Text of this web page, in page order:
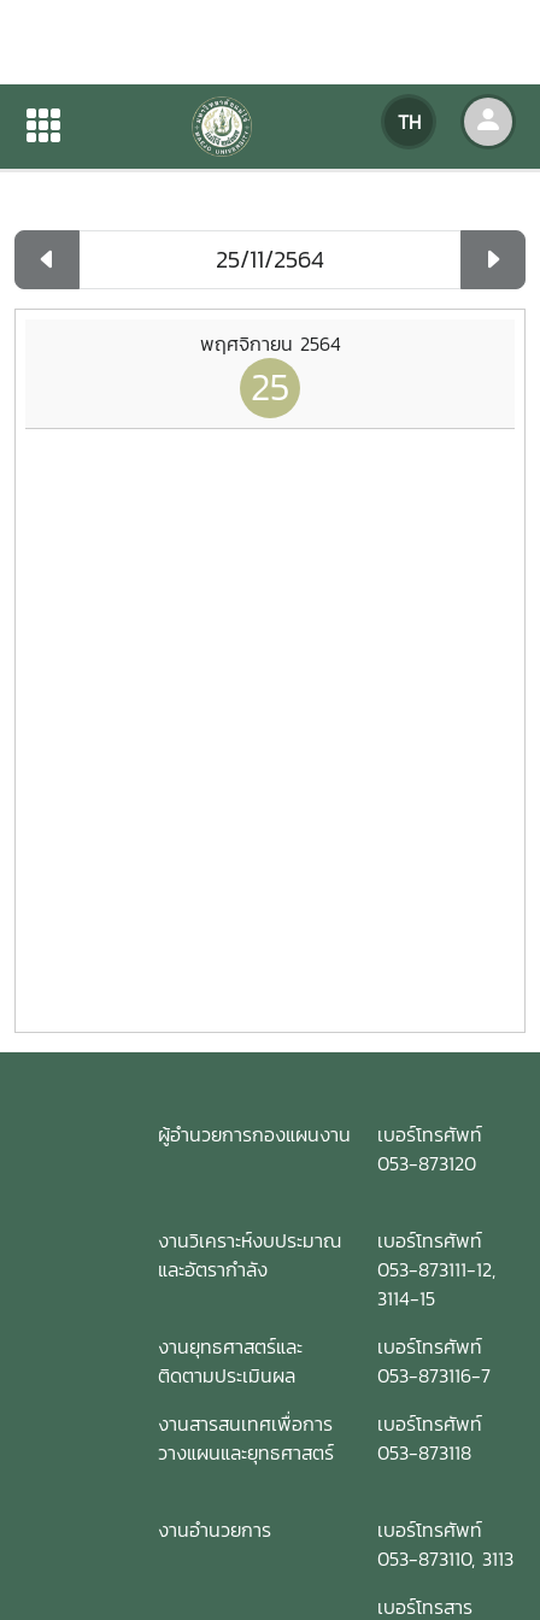
TH
ปฏิทินกิจกรรมของหน่วยงาน
ปฏิทินกิจกรรมของหน่วยงาน
พฤศจิกายน 2564
25
ผู้อำนวยการกองแผนงาน
เบอร์โทรศัพท์
053-873120
งานวิเคราะห์งบประมาณ
และอัตรากำลัง
เบอร์โทรศัพท์
053-873111-12,
3114-15
งานยุทธศาสตร์และ
ติดตามประเมินผล
เบอร์โทรศัพท์
053-873116-7
งานสารสนเทศเพื่อการ
วางแผนและยุทธศาสตร์
เบอร์โทรศัพท์
053-873118
งานอำนวยการ
เบอร์โทรศัพท์
053-873110, 3113
เบอร์โทรสาร